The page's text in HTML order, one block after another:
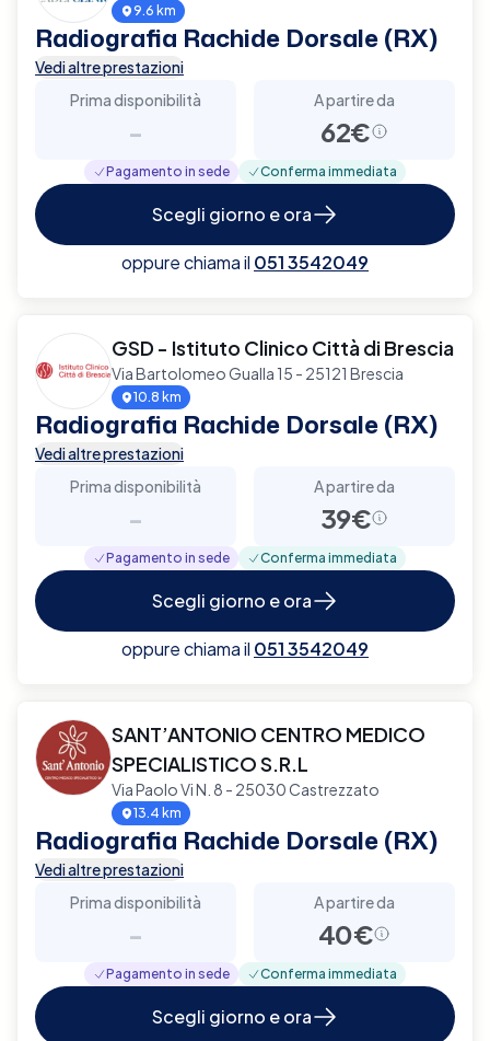
9.6 km
Radiografia Rachide Dorsale (RX)
Vedi altre prestazioni
Prima disponibilità
-
A partire da
62€
Pagamento in sede Conferma immediata
Scegli giorno e ora
oppure chiama il 051 3542049
GSD - Istituto Clinico Città di Brescia
Via Bartolomeo Gualla 15 - 25121 Brescia
10.8 km
Radiografia Rachide Dorsale (RX)
Vedi altre prestazioni
Prima disponibilità
-
A partire da
39€
Pagamento in sede Conferma immediata
Scegli giorno e ora
oppure chiama il 051 3542049
SANT’ANTONIO CENTRO MEDICO
SPECIALISTICO S.R.L
Via Paolo Vi N. 8 - 25030 Castrezzato
13.4 km
Radiografia Rachide Dorsale (RX)
Vedi altre prestazioni
Prima disponibilità
-
A partire da
40€
Pagamento in sede Conferma immediata
Scegli giorno e ora